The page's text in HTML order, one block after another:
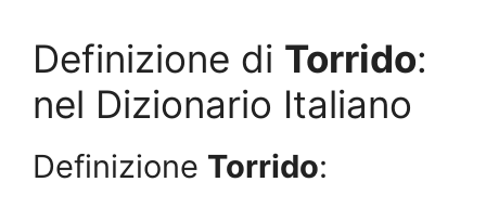
Definizione di Torrido:
nel Dizionario Italiano
Definizione Torrido: